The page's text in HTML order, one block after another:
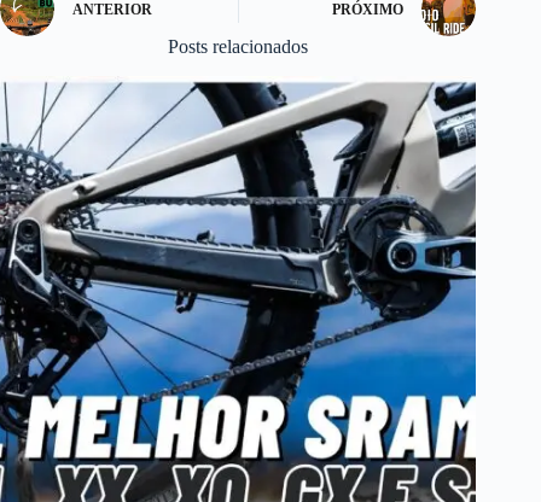
ANTERIOR PRÓXIMO
Posts relacionados